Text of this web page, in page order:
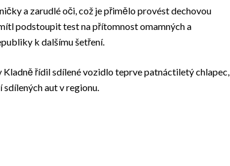
a zarudlé oči, což je přimělo provést dechovou
podstoupit test na přítomnost omamných a
k dalšímu šetření.
Kladně řídil sdílené vozidlo teprve patnáctiletý chlapec,
aut v regionu.